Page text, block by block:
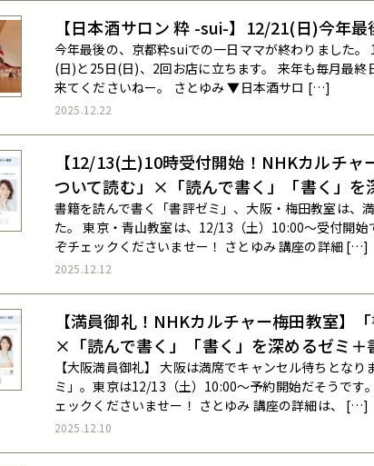
【日本酒サロン 粋 -sui-】12/21(日)今年
今年最後の、京都粋suiでの一日ママが終わりました
(日)と25日(日)、2回お店に立ちます。 来年も毎月最終
来てくださいねー。 さとゆみ ▼日本酒サロ […]
2025.12.22
【12/13(土)10時受付開始！NHKカルチャ
ついて読む」×「読んで書く」――「書く」
書籍を読んで書く「書評ゼミ」、大阪・梅田教室は、
た。 東京・青山教室は、12/13（土）10:00〜受付開始
ぞチェックくださいませー！ さとゆみ 講座の詳細 […]
2025.12.12
【満員御礼！NHKカルチャー梅田教室】
×「読んで書く」――「書く」を深めるゼミ＋
【大阪満員御礼】 大阪は満席でキャンセル待ちとな
ミ」。東京は12/13（土）10:00〜予約開始だそうです
ェックくださいませー！ さとゆみ 講座の詳細は、 […]
2025.12.10